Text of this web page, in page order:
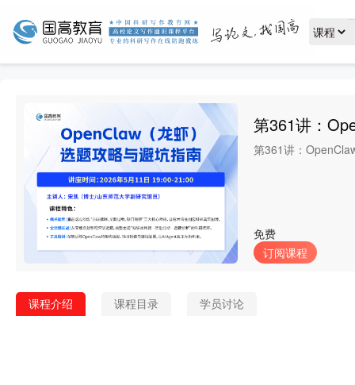
第361讲：
第361讲：
免费
订阅课程
课程介绍 课程目录 学员讨论